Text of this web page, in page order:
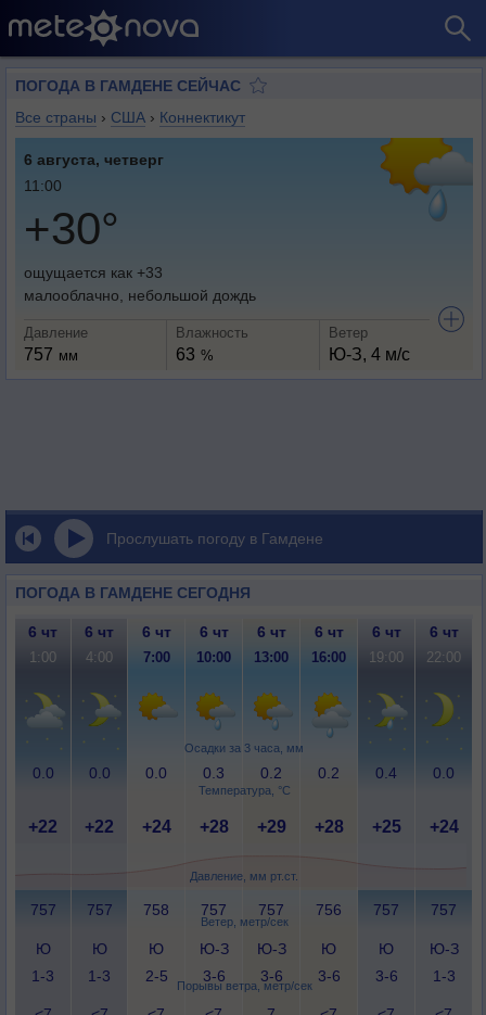
ПОГОДА В ГАМДЕНЕ СЕЙЧАС
Все страны › США › Коннектикут
6 августа, четверг
11:00
+30°
ощущается как +33
малооблачно, небольшой дождь
Давление
757 мм
Влажность
63 %
Ветер
Ю-З, 4 м/с
Прослушать погоду в Гамдене
ПОГОДА В ГАМДЕНЕ СЕГОДНЯ
Осадки за 3 часа, мм
Температура, °C
Давление, мм рт.ст.
Ветер, метр/сек
Порывы ветра, метр/сек
6 чт 6 чт 6 чт 6 чт 6 чт 6 чт 6 чт 6 чт
1:00 4:00 7:00 10:00 13:00 16:00 19:00 22:00
0.0 0.0 0.0 0.3 0.2 0.2 0.4 0.0
+22 +22 +24 +28 +29 +28 +25 +24
757 757 758 757 757 756 757 757
Ю
1-3
Ю
1-3
Ю
2-5
Ю-З
3-6
Ю-З
3-6
Ю
3-6
Ю
3-6
Ю-З
1-3